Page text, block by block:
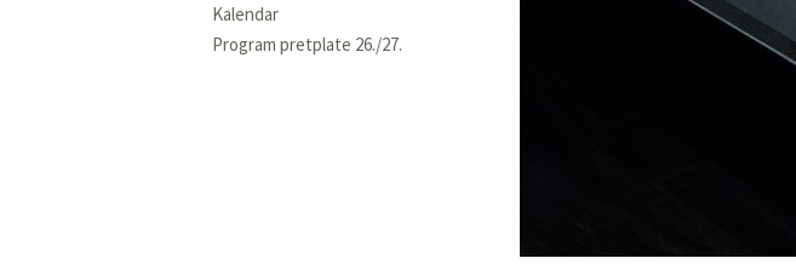
Kalendar
Program pretplate 26./27.